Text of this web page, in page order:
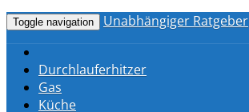
Toggle navigation Unabhängiger Ratgeber
Durchlauferhitzer
Gas
Küche